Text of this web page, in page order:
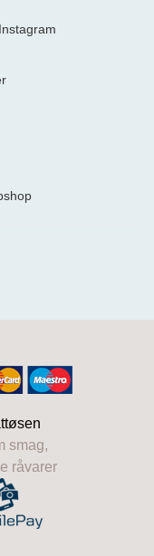
smag,
råvarer